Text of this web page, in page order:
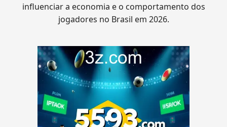
influenciar a economia e o comportamento dos
jogadores no Brasil em 2026.